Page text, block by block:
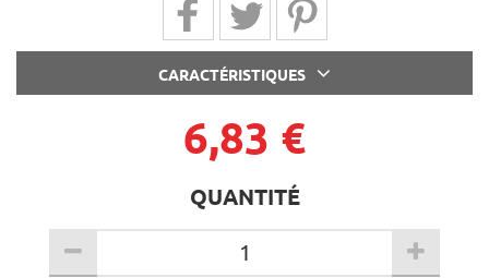
CARACTÉRISTIQUES
6,83 €
QUANTITÉ